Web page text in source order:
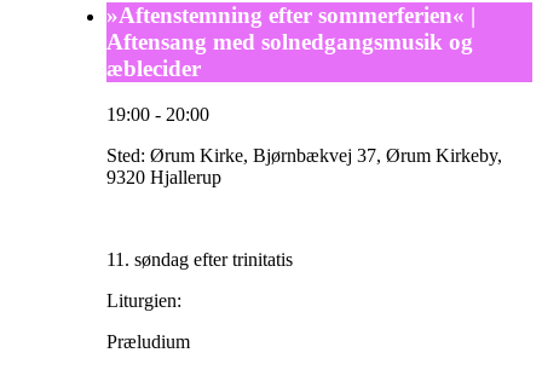
»Aftenstemning efter sommerferien« |
Aftensang med solnedgangsmusik og
æblecider
19:00 - 20:00
Sted: Ørum Kirke, Bjørnbækvej 37, Ørum Kirkeby,
9320 Hjallerup
11. søndag efter trinitatis
Liturgien:
Præludium